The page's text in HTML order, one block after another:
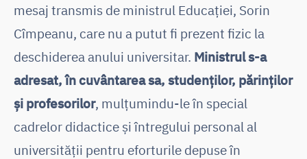
mesaj transmis de ministrul Educației, Sorin
Cîmpeanu, care nu a putut fi prezent fizic la
deschiderea anului universitar. Ministrul s-a
adresat, în cuvântarea sa, studenților, părinților
și profesorilor, mulțumindu-le în special
cadrelor didactice și întregului personal al
universității pentru eforturile depuse în